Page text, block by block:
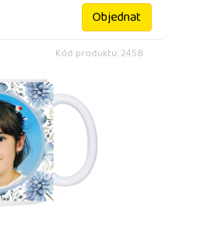
Objednat
Kód produktu: 2458